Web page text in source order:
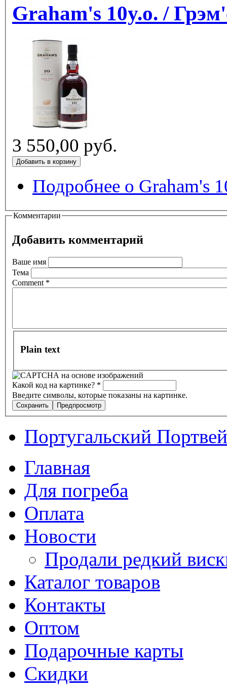
Graham's 10y.o. /
3 550,00 руб.
Подробнее о Graham's
Комментарии
Добавить комментарий
Ваше имя
Тема
Comment *
Plain text
Какой код на картинке? *
Введите символы, которые показаны на картинке.
Португальский
Главная
Для погреба
Оплата
Новости
Продали редкий
Каталог товаров
Контакты
Оптом
Подарочные карты
Скидки